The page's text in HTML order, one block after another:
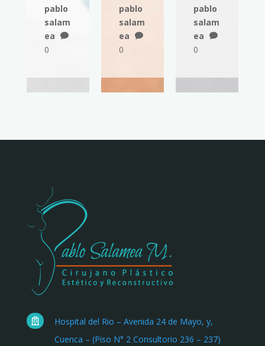
pablo
salam
ea

0
pablo
salam
ea

0
pablo
salam
ea

0

Hospital del Rio – Avenida 24 de Mayo, y,
Cuenca – (Piso N° 2 Consultorio 236 – 237)